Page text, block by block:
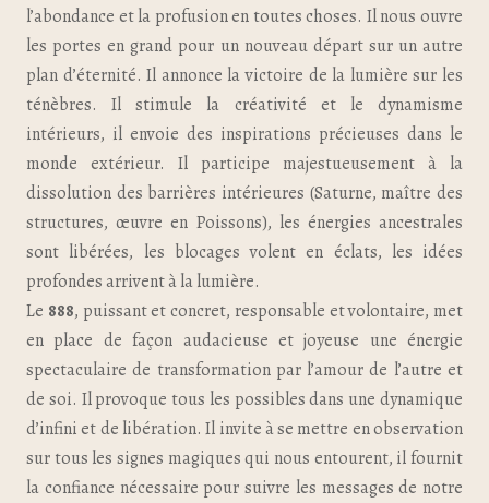
l’abondance et la profusion en toutes choses. Il nous ouvre
les portes en grand pour un nouveau départ sur un autre
plan d’éternité. Il annonce la victoire de la lumière sur les
ténèbres. Il stimule la créativité et le dynamisme
intérieurs, il envoie des inspirations précieuses dans le
monde extérieur. Il participe majestueusement à la
dissolution des barrières intérieures (Saturne, maître des
structures, œuvre en Poissons), les énergies ancestrales
sont libérées, les blocages volent en éclats, les idées
profondes arrivent à la lumière.
Le 888, puissant et concret, responsable et volontaire, met
en place de façon audacieuse et joyeuse une énergie
spectaculaire de transformation par l’amour de l’autre et
de soi. Il provoque tous les possibles dans une dynamique
d’infini et de libération. Il invite à se mettre en observation
sur tous les signes magiques qui nous entourent, il fournit
la confiance nécessaire pour suivre les messages de notre